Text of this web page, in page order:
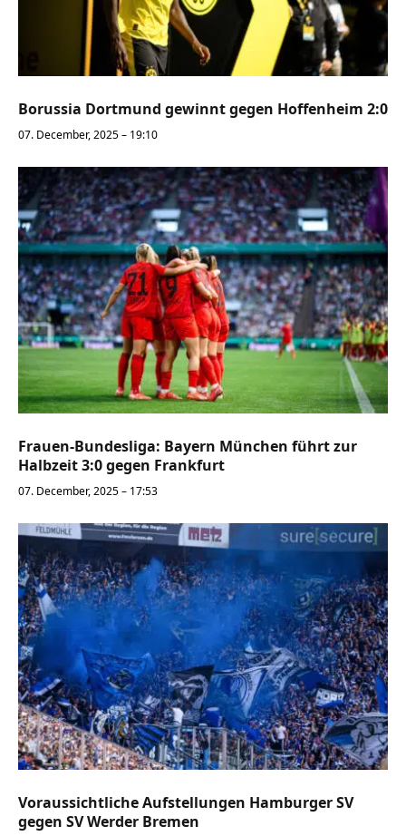
Borussia Dortmund gewinnt gegen Hoffenheim 2:0
07. December, 2025 – 19:10
Frauen-Bundesliga: Bayern München führt zur
Halbzeit 3:0 gegen Frankfurt
07. December, 2025 – 17:53
Voraussichtliche Aufstellungen Hamburger SV
gegen SV Werder Bremen